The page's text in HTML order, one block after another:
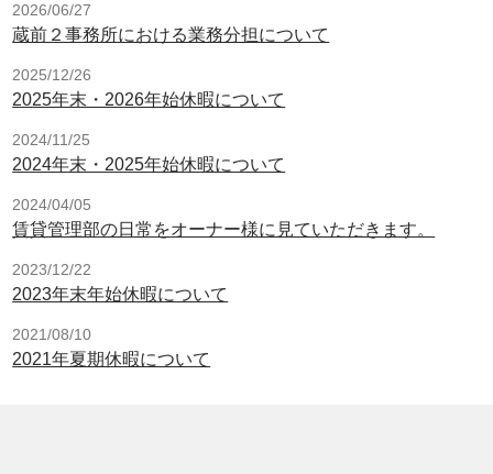
2026/06/27
蔵前２事務所における業務分担について
2025/12/26
2025年末・2026年始休暇について
2024/11/25
2024年末・2025年始休暇について
2024/04/05
賃貸管理部の日常をオーナー様に見ていただきます。
2023/12/22
2023年末年始休暇について
2021/08/10
2021年夏期休暇について